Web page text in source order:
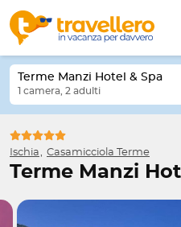
Terme Manzi Hotel & Spa
1 camera, 2 adulti
Ischia Casamicciola Terme
Terme Manzi